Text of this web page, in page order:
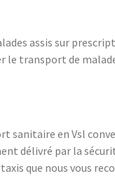
assis sur
transport de
en Vsl
délivré par la
que nous vous